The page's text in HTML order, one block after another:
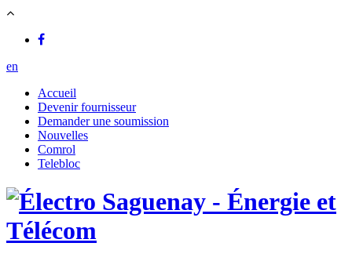
en
Accueil
Devenir fournisseur
Demander une soumission
Nouvelles
Comrol
Telebloc